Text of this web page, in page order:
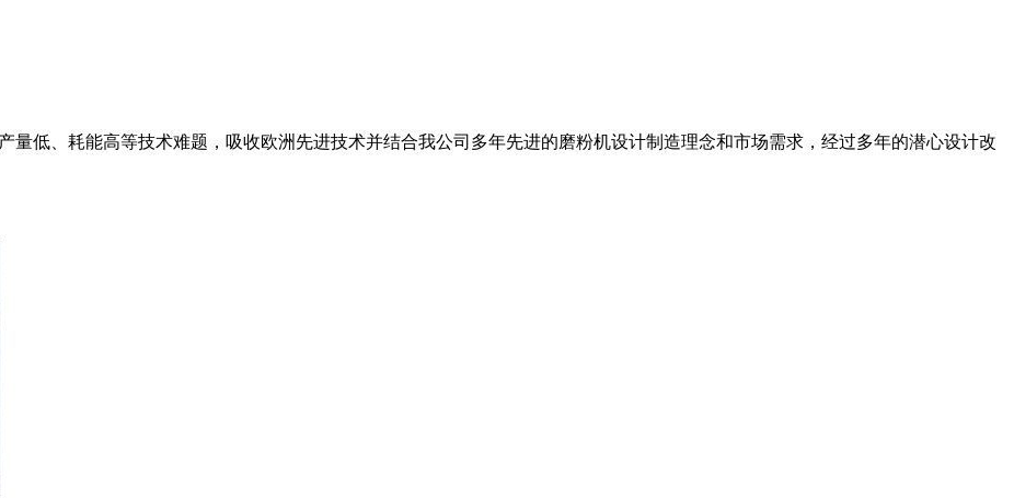
量低、耗能高等技术难题，吸收欧洲先进技术并结合我公司多年先进的磨粉机设计制造理念和市场需求，经过多年的潜心设计改